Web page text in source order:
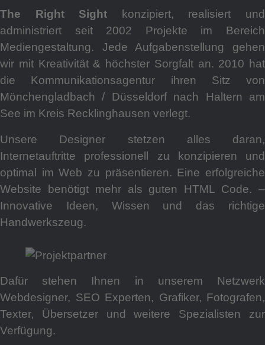
The Right Sight konzipiert, realisiert und
administriert seit 2002 Projekte im Bereich
Mediengestaltung. Jede Aufgabenstellung gehen
wir mit Kreativität & höchster Sorgfalt an. 2010 hat
die Kommunikationsagentur ihren Sitz von
Mönchengladbach / Düsseldorf nach Haltern am
See im Kreis Recklinghausen verlegt.
Unsere Designer stetzen alles daran,
Internetauftritte professionell zu konzipieren und
optimal im Web zu präsentieren. Eine erfolgreiche
Website benötigt mehr als guten HTML Code. ‒
Innovative Ideen, Wissen und das richtige
Handwerkszeug.
Dafür stehen Ihnen in unserem Netzwerk
Webdesigner, SEO Experten, Grafiker, Fotografen,
Texter, Übersetzer und weitere Spezialisten zur
Verfügung.